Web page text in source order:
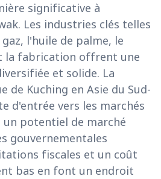
significative à
Les industries clés telles
l'huile de palme, le
la fabrication offrent une
et solide. La
de Kuching en Asie du Sud-
d'entrée vers les marchés
un potentiel de marché
gouvernementales
fiscales et un coût
bas en font un endroit